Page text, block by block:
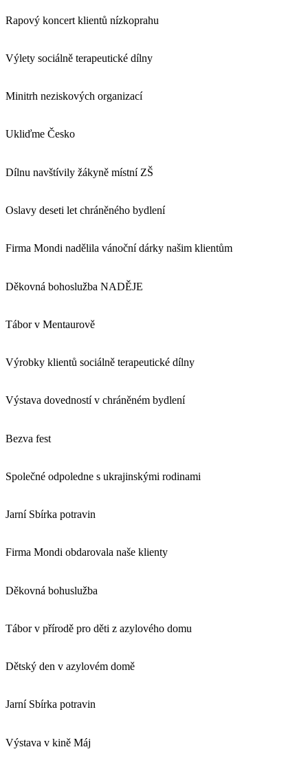
Rapový koncert klientů nízkoprahu
Výlety sociálně terapeutické dílny
Minitrh neziskových organizací
Ukliďme Česko
Dílnu navštívily žákyně místní ZŠ
Oslavy deseti let chráněného bydlení
Firma Mondi nadělila vánoční dárky našim klientům
Děkovná bohoslužba NADĚJE
Tábor v Mentaurově
Výrobky klientů sociálně terapeutické dílny
Výstava dovedností v chráněném bydlení
Bezva fest
Společné odpoledne s ukrajinskými rodinami
Jarní Sbírka potravin
Firma Mondi obdarovala naše klienty
Děkovná bohuslužba
Tábor v přírodě pro děti z azylového domu
Dětský den v azylovém domě
Jarní Sbírka potravin
Výstava v kině Máj